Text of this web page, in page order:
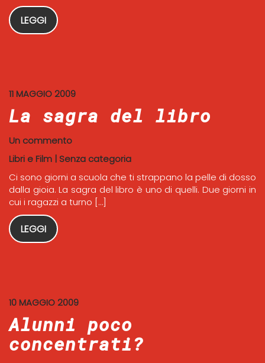
LEGGI
11 MAGGIO 2009
La sagra del libro
Un commento
Libri e Film | Senza categoria
Ci sono giorni a scuola che ti strappano la pelle di dosso
dalla gioia. La sagra del libro è uno di quelli. Due giorni in
cui i ragazzi a turno […]
LEGGI
10 MAGGIO 2009
Alunni poco
concentrati?